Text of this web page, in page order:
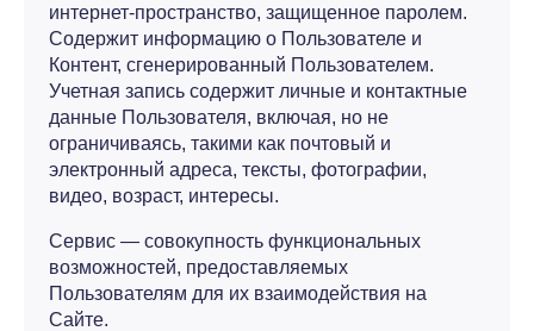
интернет-пространство, защищенное паролем.
Содержит информацию о Пользователе и
Контент, сгенерированный Пользователем.
Учетная запись содержит личные и контактные
данные Пользователя, включая, но не
ограничиваясь, такими как почтовый и
электронный адреса, тексты, фотографии,
видео, возраст, интересы.
Сервис — совокупность функциональных
возможностей, предоставляемых
Пользователям для их взаимодействия на
Сайте.